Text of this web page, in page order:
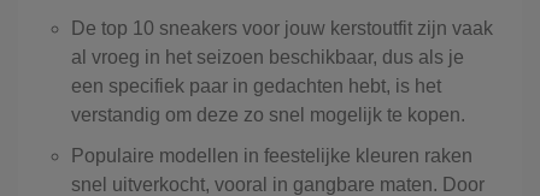
De top 10 sneakers voor jouw kerstoutfit zijn vaak
al vroeg in het seizoen beschikbaar, dus als je
een specifiek paar in gedachten hebt, is het
verstandig om deze zo snel mogelijk te kopen.
Populaire modellen in feestelijke kleuren raken
snel uitverkocht, vooral in gangbare maten. Door